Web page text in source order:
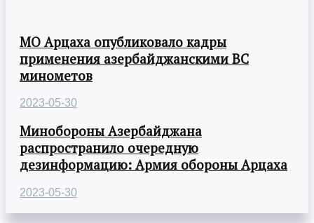
МО Арцаха опубликовало кадры
применения азербайджанскими ВС
минометов
2023-05-30
Минобороны Азербайджана
распространило очередную
дезинформацию: Армия обороны Арцаха
2023-05-30